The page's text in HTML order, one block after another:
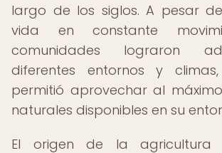
largo de los siglos. A pesar
vida en constante
comunidades lograron
diferentes entornos y
permitió aprovechar al
naturales disponibles en su
El origen de la agricultura